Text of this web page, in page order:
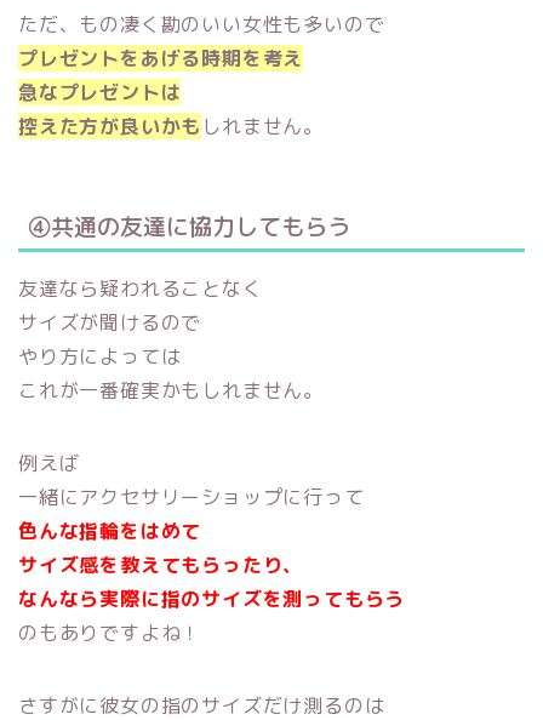
ただ、もの凄く勘のいい女性も多いので
プレゼントをあげる時期を考え
急なプレゼントは
控えた方が良いかも しれません。
④共通の友達に協力してもらう
友達なら疑われることなく
サイズが聞けるので
やり方によっては
これが一番確実かもしれません。
例えば
一緒にアクセサリーショップに行って
色んな指輪をはめて
サイズ感を教えてもらったり、
なんなら実際に指のサイズを測ってもらう
のもありですよね！
さすがに彼女の指のサイズだけ測るのは